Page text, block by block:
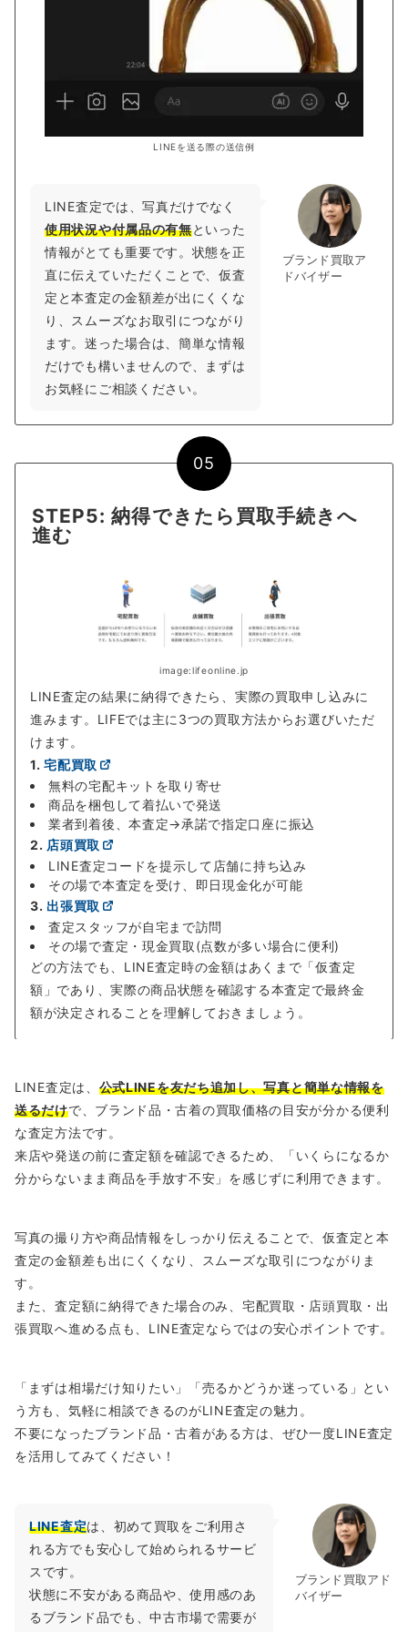
LINEを送る際の送信例
ブランド買取ア
ドバイザー
LINE査定では、写真だけでなく
使用状況や付属品の有無といった
情報がとても重要です。状態を正
直に伝えていただくことで、仮査
定と本査定の金額差が出にくくな
り、スムーズなお取引につながり
ます。迷った場合は、簡単な情報
だけでも構いませんので、まずは
お気軽にご相談ください。
05
STEP5: 納得できたら買取手続きへ
進む
image:lifeonline.jp
LINE査定の結果に納得できたら、実際の買取申し込みに
進みます。LIFEでは主に3つの買取方法からお選びいただ
けます。
1.宅配買取
無料の宅配キットを取り寄せ
商品を梱包して着払いで発送
業者到着後、本査定→承諾で指定口座に振込
2. 店頭買取
LINE査定コードを提示して店舗に持ち込み
その場で本査定を受け、即日現金化が可能
3. 出張買取
査定スタッフが自宅まで訪問
その場で査定・現金買取(点数が多い場合に便利)
どの方法でも、LINE査定時の金額はあくまで「仮査定
額」であり、実際の商品状態を確認する本査定で最終金
額が決定されることを理解しておきましょう。
LINE査定は、 公式LINEを友だち追加し、写真と簡単な情報を
送るだけで、ブランド品・古着の買取価格の目安が分かる便利
な査定方法です。
来店や発送の前に査定額を確認できるため、「いくらになるか
分からないまま商品を手放す不安」を感じずに利用できます。
写真の撮り方や商品情報をしっかり伝えることで、仮査定と本
査定の金額差も出にくくなり、スムーズな取引につながりま
す。
また、査定額に納得できた場合のみ、宅配買取・店頭買取・出
張買取へ進める点も、LINE査定ならではの安心ポイントです。
「まずは相場だけ知りたい」「売るかどうか迷っている」とい
う方も、気軽に相談できるのがLINE査定の魅力。
不要になったブランド品・古着がある方は、ぜひ一度LINE査定
を活用してみてください！
ブランド買取アド
バイザー
LINE査定は、初めて買取をご利用さ
れる方でも安心して始められるサービ
スです。
状態に不安がある商品や、使用感のあ
るブランド品でも、中古市場で需要が